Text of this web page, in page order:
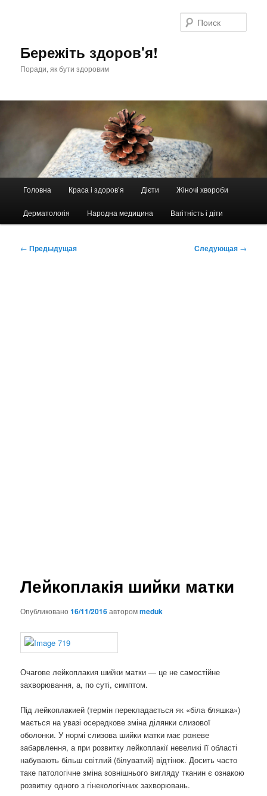
Бережіть здоров'я!
Поради, як бути здоровим
Головна Краса і здоров’я Дієти Жіночі хвороби
Дерматологія Народна медицина Вагітність і діти
Навигация
← Предыдущая Следующая →
Лейкоплакія шийки матки
Опубликовано16/11/2016авторомmeduk
Очагове лейкоплакия шийки матки — це не самостійне
захворювання, а, по суті, симптом.
Під лейкоплакией (термін перекладається як «біла бляшка»)
мається на увазі осередкове зміна ділянки слизової
оболонки. У нормі слизова шийки матки має рожеве
забарвлення, а при розвитку лейкоплакії невеликі її області
набувають більш світлий (білуватий) відтінок. Досить часто
таке патологічне зміна зовнішнього вигляду тканин є ознакою
розвитку одного з гінекологічних захворювань.